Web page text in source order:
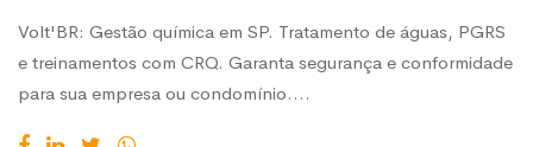
Volt'BR: Gestão química em SP. Tratamento de águas, PGRS
e treinamentos com CRQ. Garanta segurança e conformidade
para sua empresa ou condomínio.…